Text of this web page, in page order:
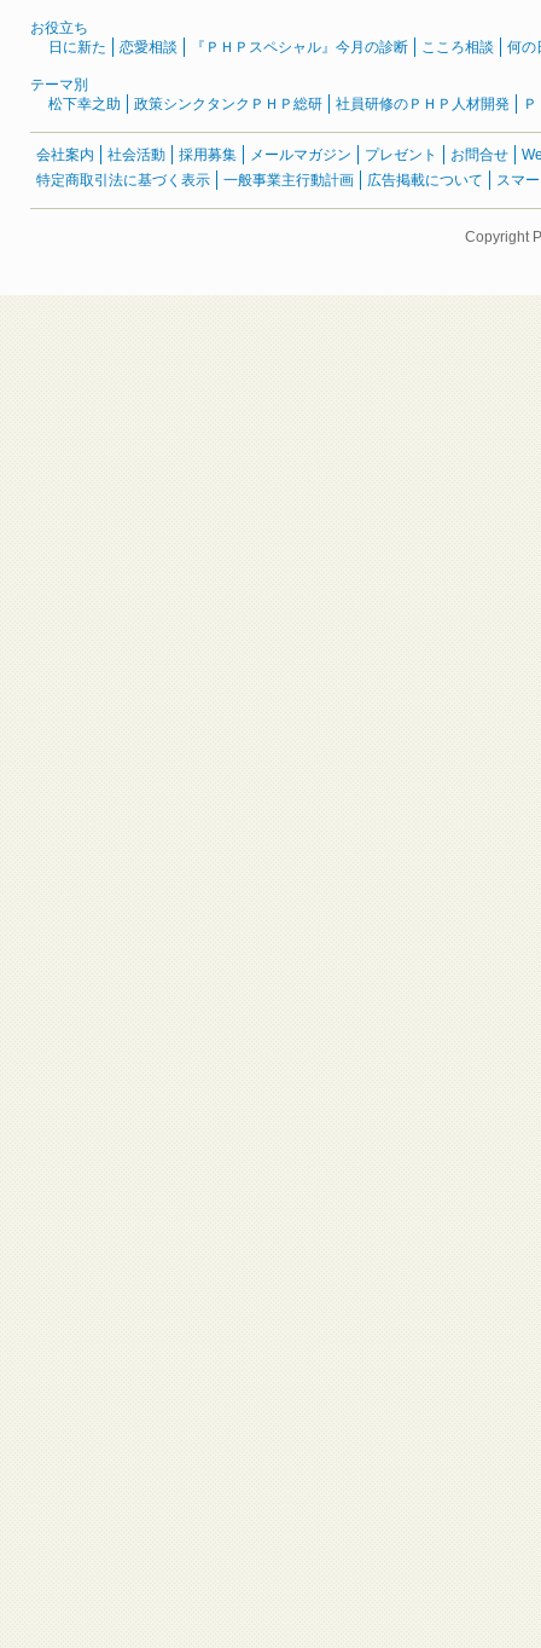
お役立ち
日に新た
恋愛相談 『ＰＨＰスペシャル』今月の診断 こころ相談 何の
テーマ別
松下幸之助
政策シンクタンクＰＨＰ総研 社員研修のＰＨＰ人材開発
会社案内 社会活動 採用募集 メールマガジン プレゼント お問合せ
特定商取引法に基づく表示
一般事業主行動計画 広告掲載について スマ
Copyright